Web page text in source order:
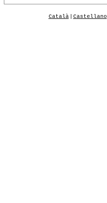
Català | Castellano